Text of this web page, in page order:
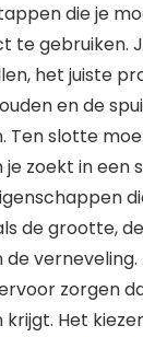
die je
te gebruiken.
het juiste
en de
Ten slotte
zoekt in een
de grootte,
verneveling.
zorgen
Het